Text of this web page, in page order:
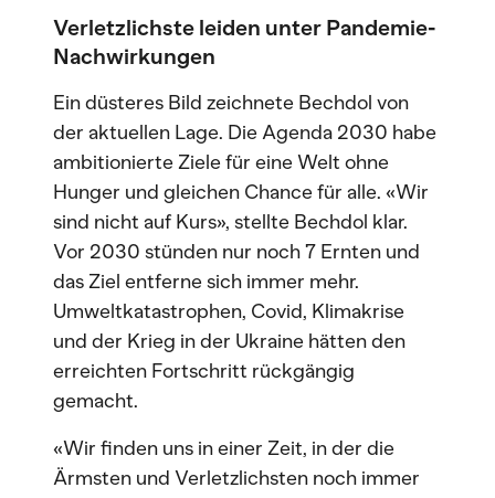
Verletzlichste leiden unter Pandemie-
Nachwirkungen
Ein düsteres Bild zeichnete Bechdol von
der aktuellen Lage. Die Agenda 2030 habe
ambitionierte Ziele für eine Welt ohne
Hunger und gleichen Chance für alle. «Wir
sind nicht auf Kurs», stellte Bechdol klar.
Vor 2030 stünden nur noch 7 Ernten und
das Ziel entferne sich immer mehr.
Umweltkatastrophen, Covid, Klimakrise
und der Krieg in der Ukraine hätten den
erreichten Fortschritt rückgängig
gemacht.
«Wir finden uns in einer Zeit, in der die
Ärmsten und Verletzlichsten noch immer